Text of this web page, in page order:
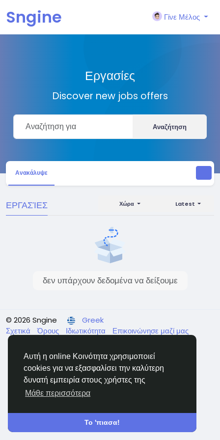
Αυτή η online Κοινότητα χρησιμοποιεί
cookies για να εξασφαλίσει την καλύτερη
δυνατή εμπειρία στους χρήστες της
Μάθε περισσότερα
Το 'πιασα!
Sngine Γίνε Μέλος
Εργασίες
Discover new jobs offers
Αναζήτηση
Ανακάλυψε
ΕΡΓΑΣΊΕΣ Latest
Χώρα
δεν υπάρχουν δεδομένα να δείξουμε
© 2026 Sngine
Greek
Σχετικά
Όρους Ιδιωτικότητα
Επικοινώνησε μαζί μας